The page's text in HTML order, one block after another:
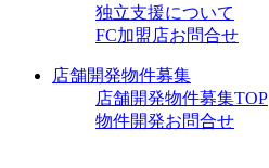
独立支援について
FC加盟店お問合せ
店舗開発物件募集
店舗開発物件募集TOP
物件開発お問合せ